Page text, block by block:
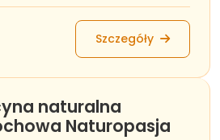
Szczegóły
naturalna
Naturopasja